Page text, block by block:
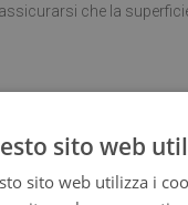
che la
facile la pulizia e il
si adatta a qualsiasi
sito web
sito web utilizza i